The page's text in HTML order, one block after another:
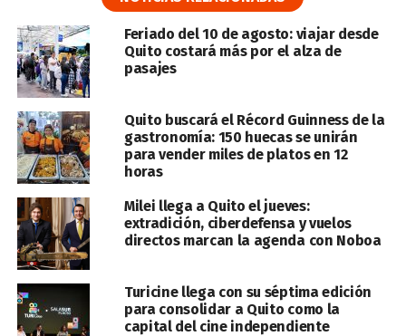
Feriado del 10 de agosto: viajar desde
Quito costará más por el alza de
pasajes
Quito buscará el Récord Guinness de la
gastronomía: 150 huecas se unirán
para vender miles de platos en 12
horas
Milei llega a Quito el jueves:
extradición, ciberdefensa y vuelos
directos marcan la agenda con Noboa
Turicine llega con su séptima edición
para consolidar a Quito como la
capital del cine independiente